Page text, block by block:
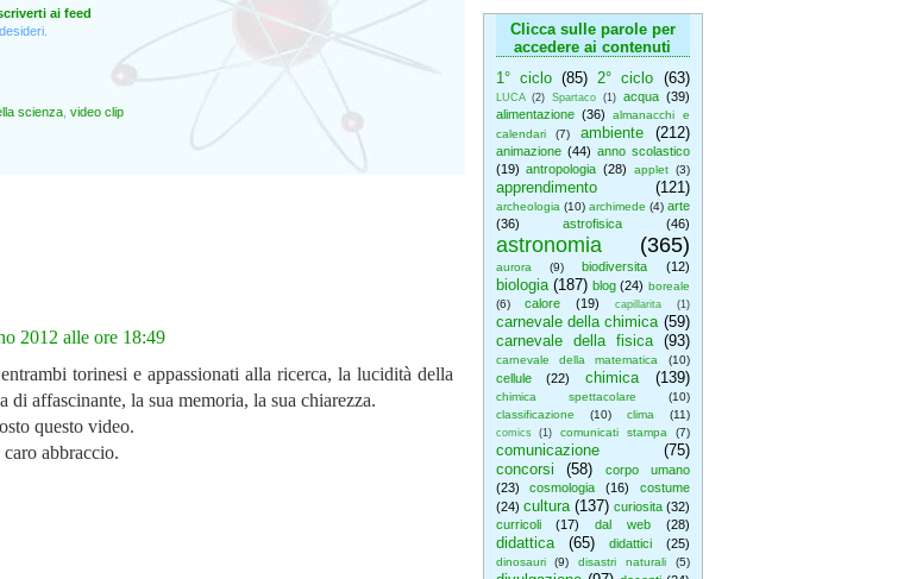
Clicca sulle parole per
accedere ai contenuti
1° ciclo (85) 2° ciclo (63)
LUCA (2) Spartaco (1) acqua (39)
alimentazione (36)
almanacchi e
calendari
(7) ambiente (212)
animazione (44) anno scolastico
(19) antropologia (28) applet (3)
apprendimento (121)
archeologia (10) archimede (4) arte
(36)
astrofisica (46)
astronomia (365)
aurora (9) biodiversita (12)
biologia (187) blog (24) boreale
(6)
calore (19) capillarita (1)
carnevale della chimica (59)
carnevale della fisica
(93)
carnevale della matematica (10)
cellule (22) chimica (139)
chimica spettacolare
(10)
classificazione
(10) clima (11)
comics (1) comunicati stampa (7)
comunicazione
(75)
concorsi
(58)
corpo umano
(23)
cosmologia (16)
costume
(24) cultura (137) curiosita (32)
curricoli
(17) dal web (28)
didattica (65) didattici (25)
dinosauri (9) disastri naturali (5)
ai feed
scienza, video clip
2012 alle ore 18:49
torinesi e appassionati alla ricerca, la lucidità della
di affascinante, la sua memoria, la sua chiarezza.
questo video.
abbraccio.